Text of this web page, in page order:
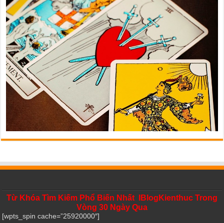
Từ Khóa Tìm Kiếm Phổ Biến Nhất IBlogKienthuc Trong
Vòng 30 Ngày Qua
[wpts_spin cache=”25920000″]